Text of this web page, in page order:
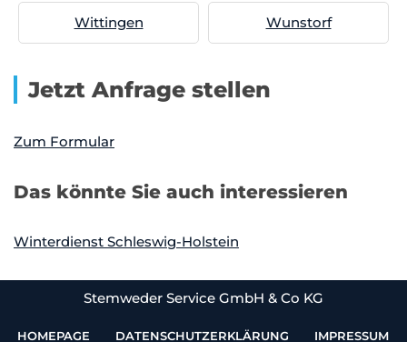
Wittingen Wunstorf
Jetzt Anfrage stellen
Zum Formular
Das könnte Sie auch interessieren
Winterdienst Schleswig-Holstein
Stemweder Service GmbH & Co KG
HOMEPAGE DATENSCHUTZERKLÄRUNG IMPRESSUM